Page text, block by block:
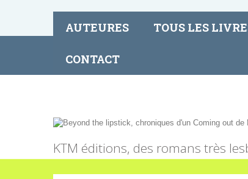
AUTEURES TOUS LES
CONTACT
KTM éditions, des romans très